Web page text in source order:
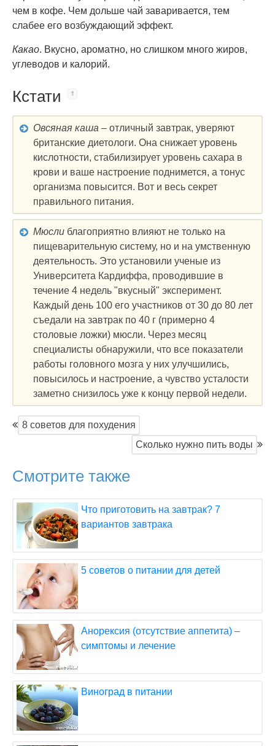
чем в кофе. Чем дольше чай заваривается, тем
слабее его возбуждающий эффект.
Какао. Вкусно, ароматно, но слишком много жиров,
углеводов и калорий.
Кстати
Овсяная каша – отличный завтрак, уверяют
британские диетологи. Она снижает уровень
кислотности, стабилизирует уровень сахара в
крови и ваше настроение поднимется, а тонус
организма повысится. Вот и весь секрет
правильного питания.
Мюсли благоприятно влияют не только на
пищеварительную систему, но и на умственную
деятельность. Это установили ученые из
Университета Кардиффа, проводившие в
течение 4 недель "вкусный" эксперимент.
Каждый день 100 его участников от 30 до 80 лет
съедали на завтрак по 40 г (примерно 4
столовые ложки) мюсли. Через месяц
специалисты обнаружили, что все показатели
работы головного мозга у них улучшились,
повысилось и настроение, а чувство усталости
заметно снизилось уже к концу первой недели.
8 советов для похудения
Сколько нужно пить воды
Смотрите также
Что приготовить на завтрак? 7
вариантов завтрака
5 советов о питании для детей
Анорексия (отсутствие аппетита) –
симптомы и лечение
Виноград в питании